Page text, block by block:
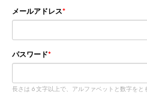
メールアドレス
パスワード
長さは 6 文字以上で、アルファベットと数字をと